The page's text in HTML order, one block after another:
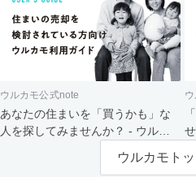
ウルカモ公式note
あなたの住まいを「買うかも」な
人を探してみませんか？ - ウルカ
ウルカモト